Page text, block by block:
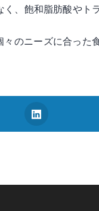
、飽和脂肪酸やト
のニーズに合った